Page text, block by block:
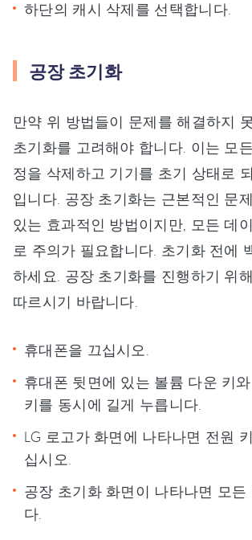
하단의 캐시 삭제를 선택합니다.
공장 초기화
만약 위 방법들이 문제를 해결하지
초기화를 고려해야 합니다. 이는 모
정을 삭제하고 기기를 초기 상태로
입니다. 공장 초기화는 근본적인 문
있는 효과적인 방법이지만, 모든 데
로 주의가 필요합니다. 초기화 전에
하세요. 공장 초기화를 진행하기 위
따르시기 바랍니다.
휴대폰을 끄십시오.
휴대폰 뒷면에 있는 볼륨 다운 키
키를 동시에 길게 누릅니다.
LG 로고가 화면에 나타나면 전원
십시오.
공장 초기화 화면이 나타나면 모든
다.